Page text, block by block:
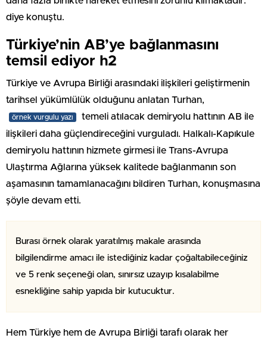
diye konuştu.
Türkiye’nin AB’ye bağlanmasını
temsil ediyor h2
Türkiye ve Avrupa Birliği arasındaki ilişkileri geliştirmenin
tarihsel yükümlülük olduğunu anlatan Turhan,
örnek vurgulu yazı
temeli atılacak demiryolu hattının AB ile
ilişkileri daha güçlendireceğini vurguladı. Halkalı-Kapıkule
demiryolu hattının hizmete girmesi ile Trans-Avrupa
Ulaştırma Ağlarına yüksek kalitede bağlanmanın son
aşamasının tamamlanacağını bildiren Turhan, konuşmasına
şöyle devam etti.
Burası örnek olarak yaratılmış makale arasında
bilgilendirme amacı ile istediğiniz kadar çoğaltabileceğiniz
ve 5 renk seçeneği olan, sınırsız uzayıp kısalabilme
esnekliğine sahip yapıda bir kutucuktur.
Hem Türkiye hem de Avrupa Birliği tarafı olarak her